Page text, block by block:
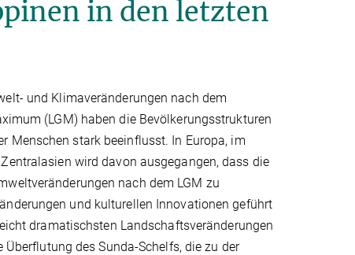
in den letzten
und Klimaveränderungen nach dem
(LGM) haben die Bevölkerungsstrukturen
Menschen stark beeinflusst. In Europa, im
wird davon ausgegangen, dass die
nach dem LGM zu
und kulturellen Innovationen geführt
dramatischsten Landschaftsveränderungen
Überflutung des Sunda-Schelfs, die zu der